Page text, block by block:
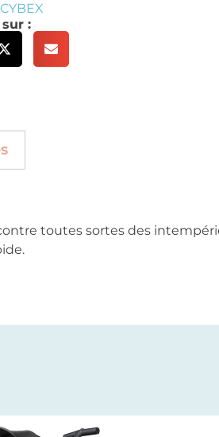
CYBEX
:
toutes sortes des